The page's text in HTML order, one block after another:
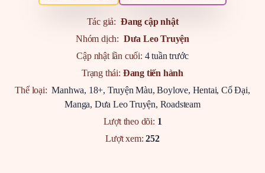
Tác giả: Đang cập nhật
Nhóm dịch: Dưa Leo Truyện
Cập nhật lần cuối: 4 tuần trước
Trạng thái: Đang tiến hành
Thể loại: Manhwa, 18+, Truyện Màu,Boylove, Hentai,Cổ Đại,
Manga, Dưa Leo Truyện, Roadsteam
Lượt theo dõi: 1
Lượt xem: 252